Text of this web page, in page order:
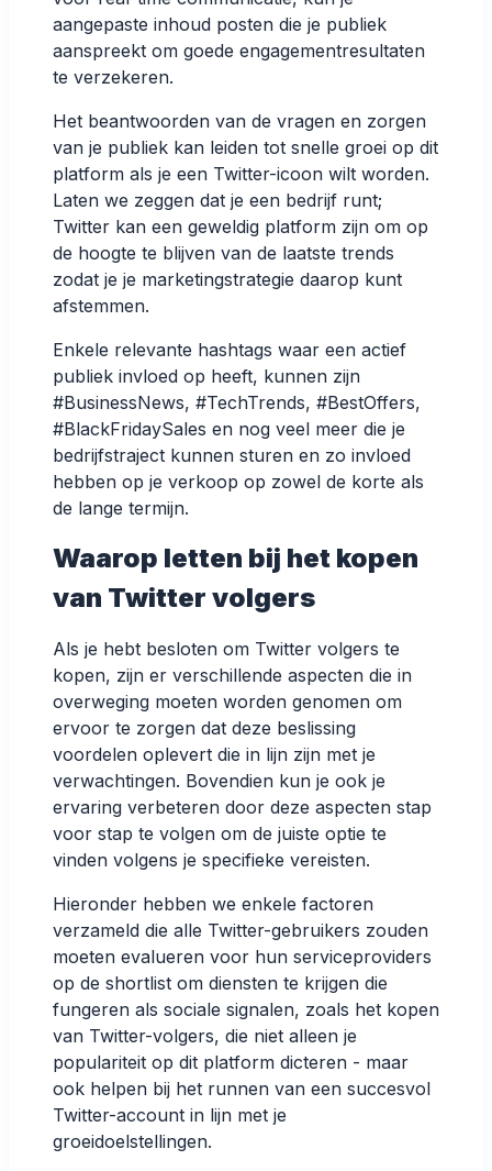
aangepaste inhoud posten die je publiek
aanspreekt om goede engagementresultaten
te verzekeren.
Het beantwoorden van de vragen en zorgen
van je publiek kan leiden tot snelle groei op dit
platform als je een Twitter-icoon wilt worden.
Laten we zeggen dat je een bedrijf runt;
Twitter kan een geweldig platform zijn om op
de hoogte te blijven van de laatste trends
zodat je je marketingstrategie daarop kunt
afstemmen.
Enkele relevante hashtags waar een actief
publiek invloed op heeft, kunnen zijn
#BusinessNews, #TechTrends, #BestOffers,
#BlackFridaySales en nog veel meer die je
bedrijfstraject kunnen sturen en zo invloed
hebben op je verkoop op zowel de korte als
de lange termijn.
Waarop letten bij het kopen
van Twitter volgers
Als je hebt besloten om Twitter volgers te
kopen, zijn er verschillende aspecten die in
overweging moeten worden genomen om
ervoor te zorgen dat deze beslissing
voordelen oplevert die in lijn zijn met je
verwachtingen. Bovendien kun je ook je
ervaring verbeteren door deze aspecten stap
voor stap te volgen om de juiste optie te
vinden volgens je specifieke vereisten.
Hieronder hebben we enkele factoren
verzameld die alle Twitter-gebruikers zouden
moeten evalueren voor hun serviceproviders
op de shortlist om diensten te krijgen die
fungeren als sociale signalen, zoals het kopen
van Twitter-volgers, die niet alleen je
populariteit op dit platform dicteren - maar
ook helpen bij het runnen van een succesvol
Twitter-account in lijn met je
groeidoelstellingen.